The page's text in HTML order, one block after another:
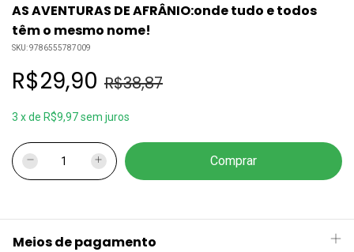
AS AVENTURAS DE AFRÂNIO:onde tudo e todos
têm o mesmo nome!
SKU:9786555787009
R$29,90 R$38,87
3 xde R$9,97sem juros
Meios de pagamento